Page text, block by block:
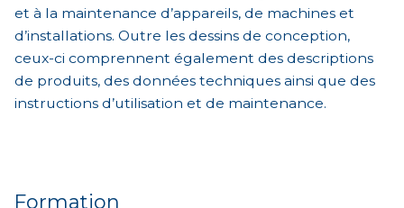
et à la maintenance d’appareils, de machines et
d’installations. Outre les dessins de conception,
ceux-ci comprennent également des descriptions
de produits, des données techniques ainsi que des
instructions d’utilisation et de maintenance.
Formation